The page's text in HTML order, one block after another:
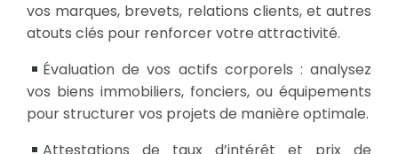
vos marques, brevets, relations clients, et autres
atouts clés pour renforcer votre attractivité.
Évaluation de vos actifs corporels : analysez
vos biens immobiliers, fonciers, ou équipements
pour structurer vos projets de manière optimale.